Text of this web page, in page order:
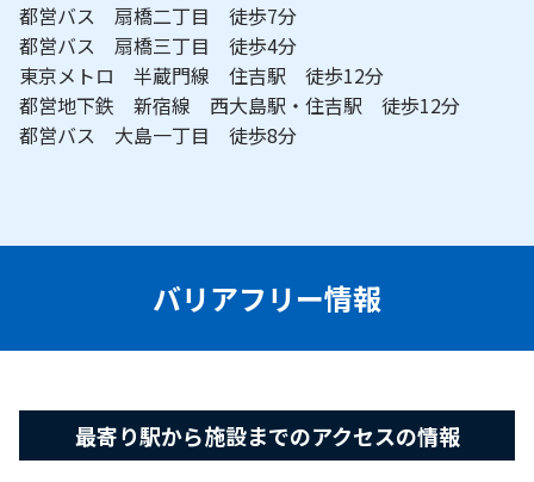
都営バス 扇橋二丁目 徒歩7分
都営バス 扇橋三丁目 徒歩4分
東京メトロ 半蔵門線 住吉駅 徒歩12分
都営地下鉄 新宿線 西大島駅・住吉駅 徒歩12分
都営バス 大島一丁目 徒歩8分
バリアフリー情報
最寄り駅から施設までのアクセスの情報